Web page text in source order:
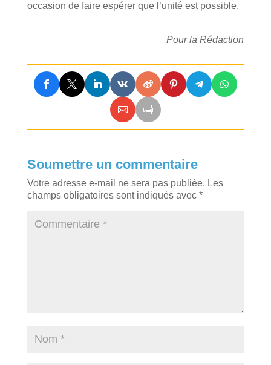
occasion de faire espérer que l’unité est possible.
Pour la Rédaction
Soumettre un commentaire
Votre adresse e-mail ne sera pas publiée. Les
champs obligatoires sont indiqués avec *